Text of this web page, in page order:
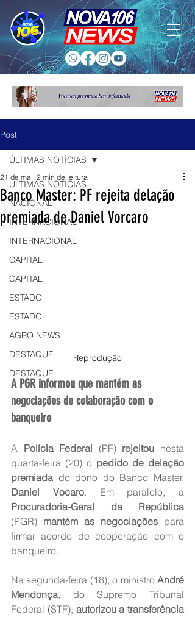
Post
ÚLTIMAS NOTÍCIAS
NACIONAL
INTERNACIONAL
INTERNACIONAL
CAPITAL
CAPITAL
ESTADO
ESTADO
AGRO NEWS
DESTAQUE
DESTAQUE
ÚLTIMAS NOTÍCIAS
Banco Master: PF rejeita delação
premiada de Daniel Vorcaro
21 de mai. 2 min de leitura
Reprodução
A PGR informou que mantém as
negociações de colaboração com o
banqueiro
A Polícia Federal (PF) rejeitou nesta
quarta-feira (20) o pedido de delação
premiada
Daniel Vocaro
Procuradoria-Geral da República
(PGR) mantém as negociações para
firmar acordo de cooperação com o
banqueiro.
Na segunda-feira (18), o ministro André
Mendonça, do Supremo Tribunal
Federal (STF), autorizou a transferência